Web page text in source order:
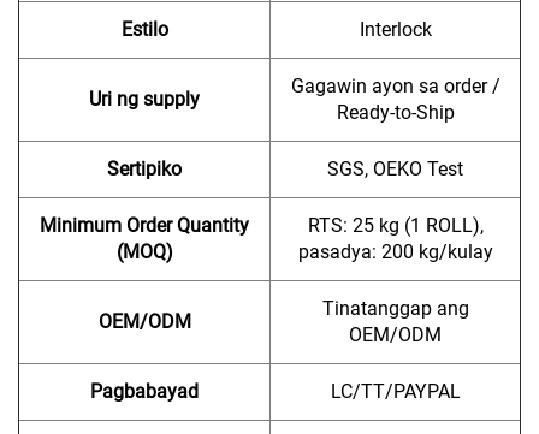
Estilo Interlock
Uri ng supply
Gagawin ayon sa order /
Ready-to-Ship
Sertipiko SGS, OEKO Test
Minimum Order Quantity
(MOQ)
RTS: 25 kg (1 ROLL),
pasadya: 200 kg/kulay
OEM/ODM
Tinatanggap ang
OEM/ODM
Pagbabayad LC/TT/PAYPAL